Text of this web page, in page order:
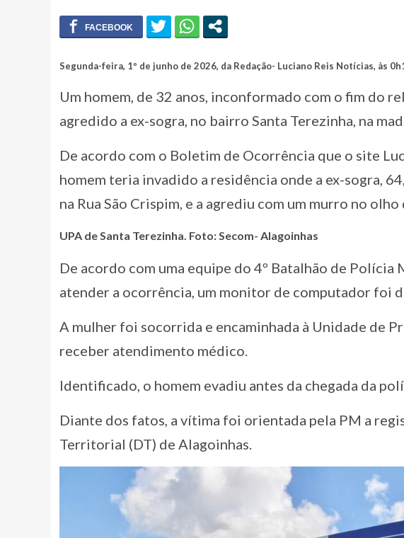
Segunda-feira, 1º de junho de 2026, da Redação- Luciano Reis Notícias, às
Um homem, de 32 anos, inconformado com o fim do
agredido a ex-sogra, no bairro Santa Terezinha, na
De acordo com o Boletim de Ocorrência que o site
homem teria invadido a residência onde a ex-sogra,
na Rua São Crispim, e a agrediu com um murro no
UPA de Santa Terezinha. Foto: Secom- Alagoinhas
De acordo com uma equipe do 4º Batalhão de
atender a ocorrência, um monitor de computador foi
A mulher foi socorrida e encaminhada à Unidade de
receber atendimento médico.
Identificado, o homem evadiu antes da chegada da
Diante dos fatos, a vítima foi orientada pela PM a
Territorial (DT) de Alagoinhas.